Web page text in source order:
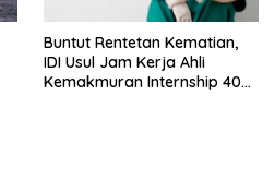
Buntut Rentetan Kematian,
IDI Usul Jam Kerja Ahli
Kemakmuran Internship 40